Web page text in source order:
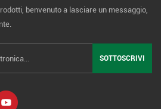
benvenuto a lasciare un messaggio,